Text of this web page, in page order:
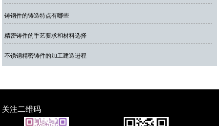
铸钢件的铸造特点有哪些
精密铸件的手艺要求和材料选择
不锈钢精密铸件的加工建造进程
关注二维码